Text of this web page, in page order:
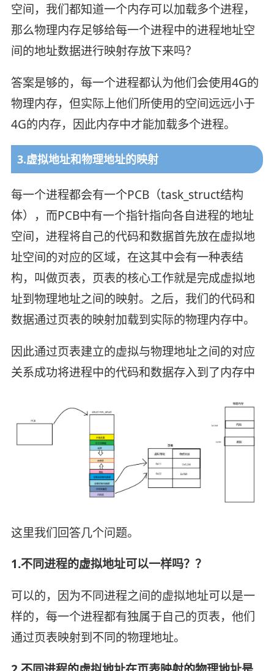
空间，我们都知道一个内存可以加载多个进程，
那么物理内存足够给每一个进程中的进程地址空
间的地址数据进行映射存放下来吗？
答案是够的，每一个进程都认为他们会使用4G的
物理内存，但实际上他们所使用的空间远远小于
4G的内存，因此内存中才能加载多个进程。
3.虚拟地址和物理地址的映射
每一个进程都会有一个PCB（task_struct结构
体），而PCB中有一个指针指向各自进程的地址
空间，进程将自己的代码和数据首先放在虚拟地
址空间的对应的区域，在这其中会有一种表结
构，叫做页表，页表的核心工作就是完成虚拟地
址到物理地址之间的映射。之后，我们的代码和
数据通过页表的映射加载到实际的物理内存中。
因此通过页表建立的虚拟与物理地址之间的对应
关系成功将进程中的代码和数据存入到了内存中
这里我们回答几个问题。
1.不同进程的虚拟地址可以一样吗？？
可以的，因为不同进程之间的虚拟地址可以是一
样的，每一个进程都有独属于自己的页表，他们
通过页表映射到不同的物理地址。